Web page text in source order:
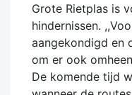
Grote Rietplas is
hindernissen.
aangekondigd en
om er ook omheen
De komende tijd